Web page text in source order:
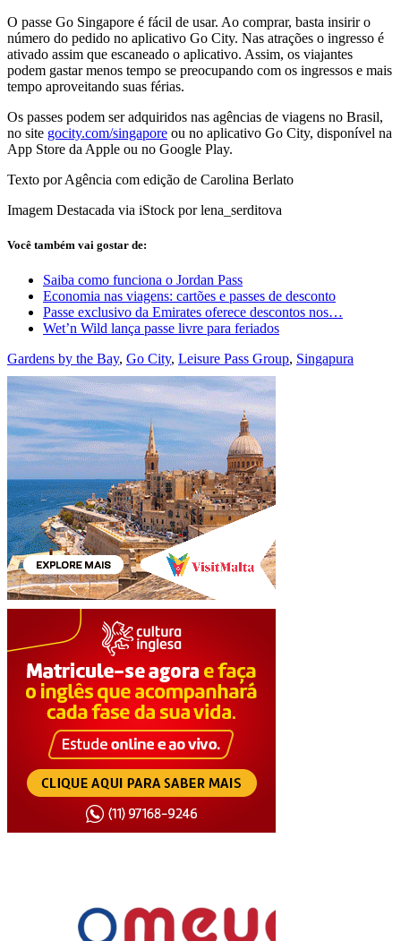
O passe Go Singapore é fácil de usar. Ao comprar, basta insirir o
número do pedido no aplicativo Go City. Nas atrações o ingresso é
ativado assim que escaneado o aplicativo. Assim, os viajantes
podem gastar menos tempo se preocupando com os ingressos e mais
tempo aproveitando suas férias.
Os passes podem ser adquiridos nas agências de viagens no Brasil,
no site gocity.com/singapore ou no aplicativo Go City, disponível na
App Store da Apple ou no Google Play.
Texto por Agência com edição de Carolina Berlato
Imagem Destacada via iStock por lena_serditova
Você também vai gostar de:
Saiba como funciona o Jordan Pass
Economia nas viagens: cartões e passes de desconto
Passe exclusivo da Emirates oferece descontos nos…
Wet’n Wild lança passe livre para feriados
Gardens by the Bay, Go City, Leisure Pass Group, Singapura